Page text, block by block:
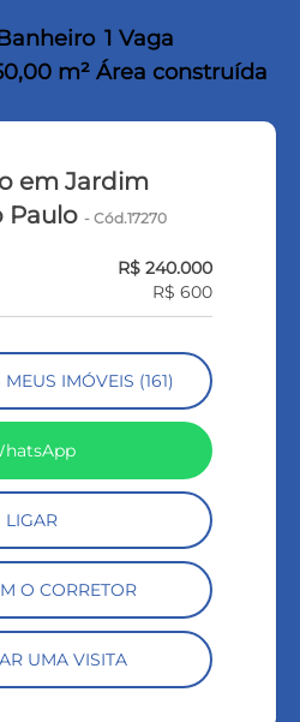
1 Vaga
m² Área construída
em Jardim
Paulo- Cód.17270
R$ 240.000
R$ 600
IMÓVEIS (161)
LIGAR
O CORRETOR
UMA VISITA